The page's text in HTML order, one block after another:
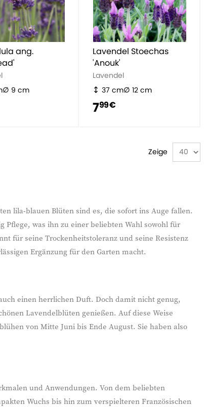
ang.
9 cm
Lavendel Stoechas
'Anouk'
Lavendel
37 cm
12 cm
799 €
Zeige
lila-blauen Blüten sind es, die sofort ins Auge fallen.
was ihn zu einer beliebten Wahl sowohl für
für seine Trockenheitstoleranz und seine Resistenz
Ergänzung für den Garten macht.
einen herrlichen Duft. Doch damit nicht genug,
Lavendelblüten genießen. Auf diese Weise
von Mitte Juni bis Ende August. Sie haben also
und Anwendungen. Von dem beliebten
Wuchs bis hin zum verspielteren Französischen